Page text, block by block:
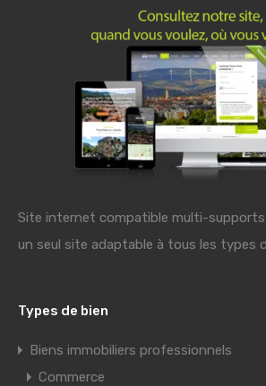
Site internet compatible multi-
un seul site adaptable à tous les types
Types de bien
Biens immobiliers professionnels
Commerce